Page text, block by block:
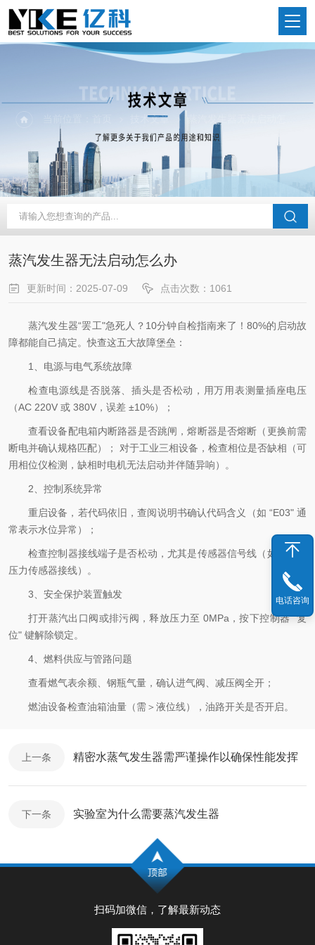
技术文章
蒸汽发生器无法启动怎么办
更新时间：2025-07-09 点击次数：1061
蒸汽发生器“罢工"急死人？10分钟自检指南来了！80%的启动故
障都能自己搞定。快查这五大故障堡垒：
1、电源与电气系统故障
检查电源线是否脱落、插头是否松动，用万用表测量插座电压
（AC 220V 或 380V，误差 ±10%）；
查看设备配电箱内断路器是否跳闸，熔断器是否熔断（更换前需
断电并确认规格匹配）； 对于工业三相设备，检查相位是否缺相（可
用相位仪检测，缺相时电机无法启动并伴随异响）。
2、控制系统异常
重启设备，若代码依旧，查阅说明书确认代码含义（如 “E03" 通
常表示水位异常）；
检查控制器接线端子是否松动，尤其是传感器信号线（如温度、
压力传感器接线）。
3、安全保护装置触发
打开蒸汽出口阀或排污阀，释放压力至 0MPa，按下控制器 “复
位" 键解除锁定。
4、燃料供应与管路问题
查看燃气表余额、钢瓶气量，确认进气阀、减压阀全开；
燃油设备检查油箱油量（需＞液位线），油路开关是否开启。
上一条 精密水蒸气发生器需严谨操作以确保性能发挥
下一条 实验室为什么需要蒸汽发生器
扫码加微信，了解最新动态
电话咨询